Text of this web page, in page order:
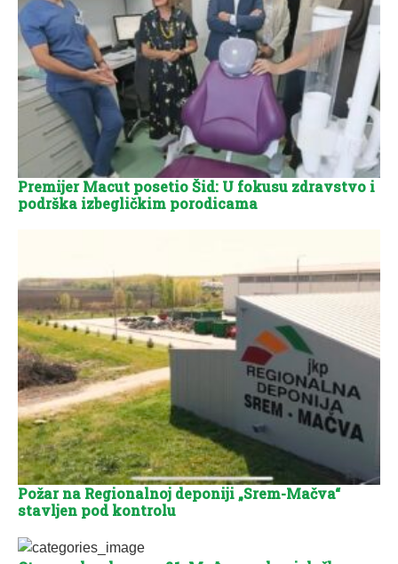
Premijer Macut posetio Šid: U fokusu zdravstvo i
podrška izbegličkim porodicama
Požar na Regionalnoj deponiji „Srem-Mačva“
stavljen pod kontrolu